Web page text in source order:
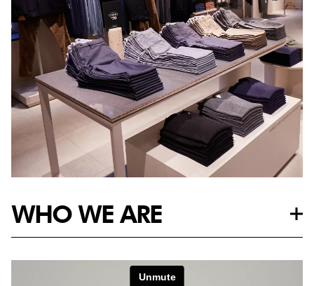
WHO WE ARE
Als modeliefhebber ken je WE® natuurlijk al lang. Maar wist
je ook dat wij een succesvol Nederlands multi-channel merk